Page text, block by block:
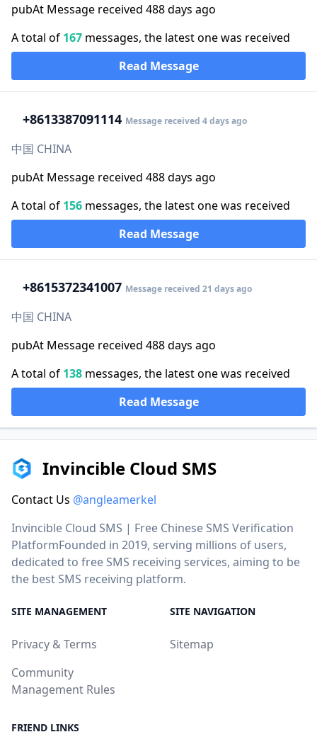
pubAt Message received 488 days ago
A total of 167 messages, the latest one was received
Read Message
+8613387091114 Message received 4 days ago
中国 CHINA
pubAt Message received 488 days ago
A total of 156 messages, the latest one was received
Read Message
+8615372341007 Message received 21 days ago
中国 CHINA
pubAt Message received 488 days ago
A total of 138 messages, the latest one was received
Read Message
Invincible Cloud SMS
Contact Us @angleamerkel
Invincible Cloud SMS | Free Chinese SMS Verification
PlatformFounded in 2019, serving millions of users,
dedicated to free SMS receiving services, aiming to be
the best SMS receiving platform.
SITE MANAGEMENT
Privacy & Terms
Community
Management Rules
SITE NAVIGATION
Sitemap
FRIEND LINKS